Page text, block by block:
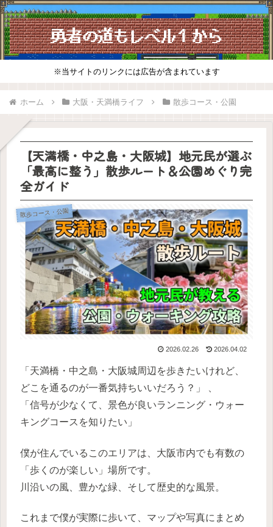
※当サイトのリンクには広告が含まれています
ホーム 大阪・天満橋ライフ 散歩コース・公園
【天満橋・中之島・大阪城】地元民が選ぶ
「最高に整う」散歩ルート＆公園めぐり完
全ガイド
散歩コース・公園
2026.02.26 2026.04.02
「天満橋・中之島・大阪城周辺を歩きたいけれど、
どこを通るのが一番気持ちいいだろう？」 、
「信号が少なくて、景色が良いランニング・ウォー
キングコースを知りたい」
僕が住んでいるこのエリアは、大阪市内でも有数の
「歩くのが楽しい」場所です。
川沿いの風、豊かな緑、そして歴史的な風景。
これまで僕が実際に歩いて、マップや写真にまとめ